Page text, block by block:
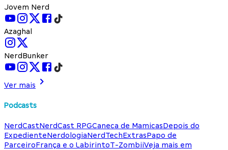
Jovem Nerd
Azaghal
NerdBunker
Ver mais
Podcasts
NerdCastNerdCast RPGCaneca de MamicasDepois do
ExpedienteNerdologiaNerdTechExtrasPapo de
ParceiroFrança e o LabirintoT-ZombiiVeja mais em